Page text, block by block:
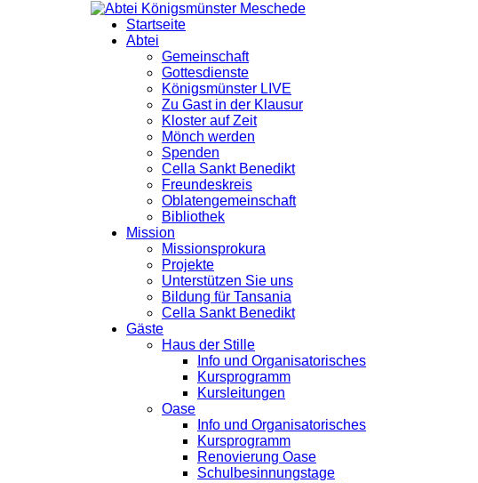
Startseite
Abtei
Gemeinschaft
Gottesdienste
Königsmünster LIVE
Zu Gast in der Klausur
Kloster auf Zeit
Mönch werden
Spenden
Cella Sankt Benedikt
Freundeskreis
Oblatengemeinschaft
Bibliothek
Mission
Missionsprokura
Projekte
Unterstützen Sie uns
Bildung für Tansania
Cella Sankt Benedikt
Gäste
Haus der Stille
Info und Organisatorisches
Kursprogramm
Kursleitungen
Oase
Info und Organisatorisches
Kursprogramm
Renovierung Oase
Schulbesinnungstage